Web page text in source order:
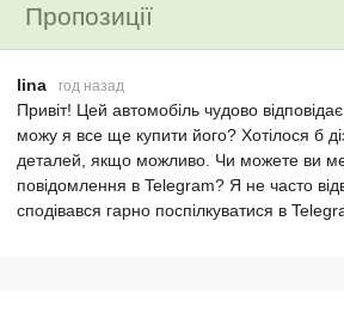
Пропозиції
lina год назад
Привіт! Цей автомобіль чудово
можу я все ще купити його? Хотілося б
деталей, якщо можливо. Чи можете ви
повідомлення в Telegram? Я не часто
сподівався гарно поспілкуватися в